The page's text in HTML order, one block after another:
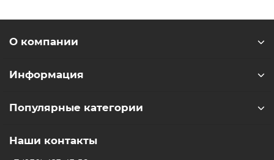
магазин приложений (RuStore)
О компании
Информация
Популярные категории
Наши контакты